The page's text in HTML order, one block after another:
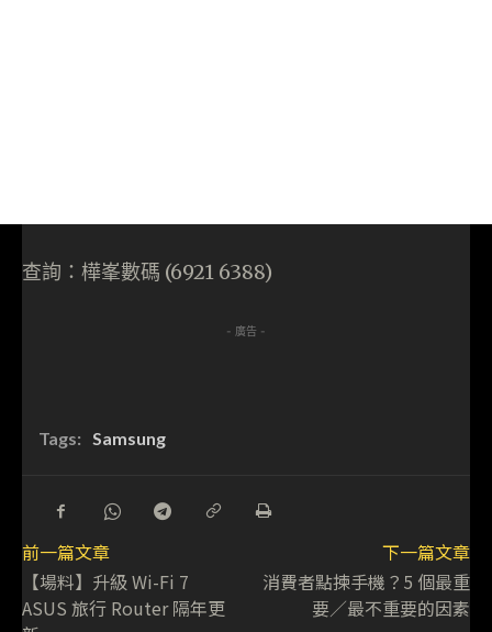
查詢：樺峯數碼 (6921 6388)
- 廣告 -
Tags: Samsung
前一篇文章
【場料】升級 Wi-Fi 7
ASUS 旅行 Router 隔年更
下一篇文章
消費者點揀手機？5 個最重
要／最不重要的因素